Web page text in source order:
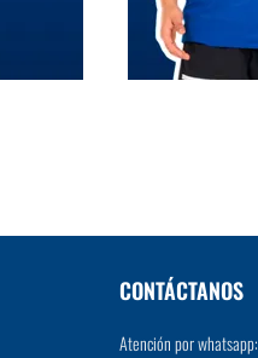
CONTÁCTANOS
Atención por whatsapp: